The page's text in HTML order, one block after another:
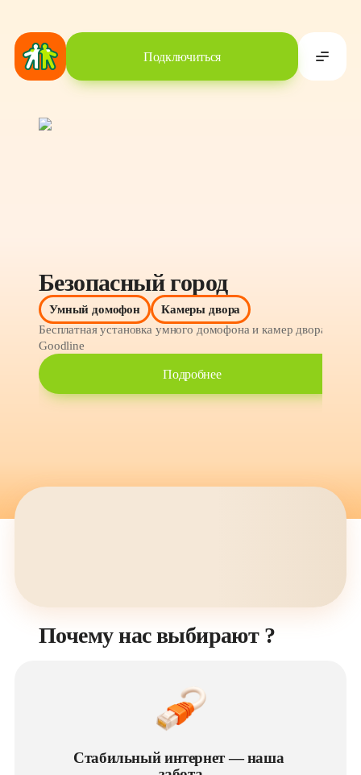
Подключиться
Безопасный город
Умный домофон
Камеры двора
Бесплатная установка умного домофона и камер двора от
Goodline
Подробнее
Почему нас выбирают ?
Стабильный интернет — наша